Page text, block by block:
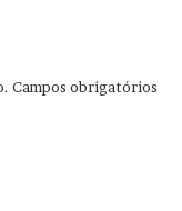
Campos obrigatórios